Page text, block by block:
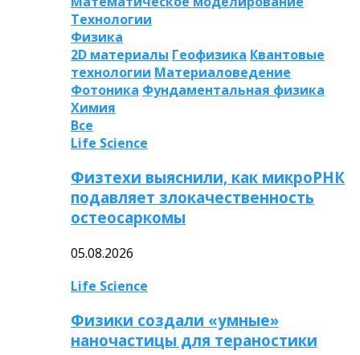
Технологии
Физика
2D материалы Геофизика Квантовые
технологии Материаловедение
Фотоника Фундаментальная физика
Химия
Все
Life Science
Физтехи выяснили, как микроРНК
подавляет злокачественность
остеосаркомы
05.08.2026
Life Science
Физики создали «умные»
наночастицы для тераностики